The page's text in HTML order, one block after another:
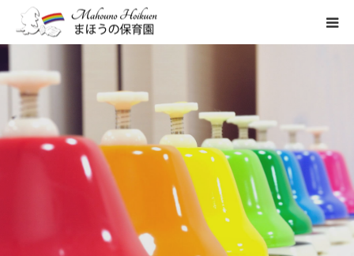
忙しいお父さんお母さんにも ”まほ
う” をかけます。
時間も笑顔も増える ”まほう”
各園のご紹介
一時保育について